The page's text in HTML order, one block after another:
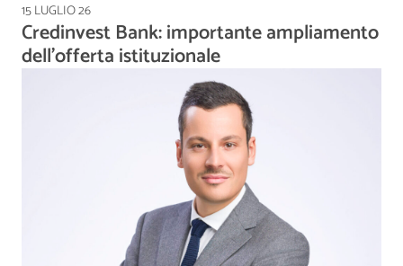
15 LUGLIO 26
Credinvest Bank: importante ampliamento
dell’offerta istituzionale